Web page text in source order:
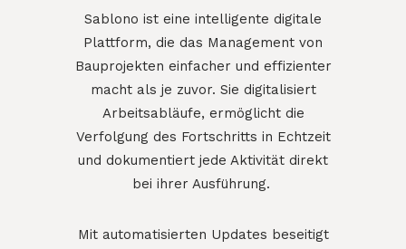
Sablono ist eine intelligente digitale
Plattform, die das Management von
Bauprojekten einfacher und effizienter
macht als je zuvor. Sie digitalisiert
Arbeitsabläufe, ermöglicht die
Verfolgung des Fortschritts in Echtzeit
und dokumentiert jede Aktivität direkt
bei ihrer Ausführung.
Mit automatisierten Updates beseitigt